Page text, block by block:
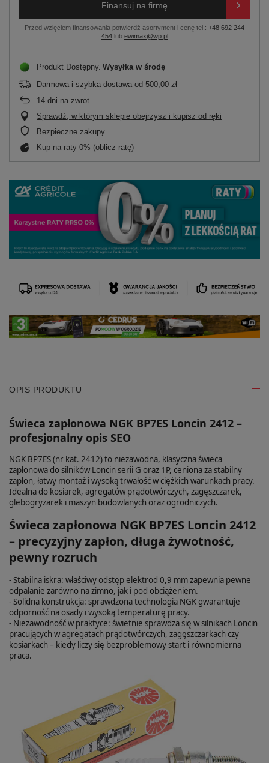
Finansuj na firmę
Przed wzięciem finansowania potwierdź asortyment i cenę tel.: +48 692 244
454lub ewimax@wp.pl
Produkt Dostępny Wysyłka w środę
Darmowa i szybka dostawa od 500,00 zł
14 dni na zwrot
Sprawdź, w którym sklepie obejrzysz i kupisz od ręki
Bezpieczne zakupy
Kup na raty 0% (oblicz ratę)
OPIS PRODUKTU
Świeca zapłonowa NGK BP7ES Loncin 2412 –
profesjonalny opis SEO
NGK BP7ES (nr kat. 2412) to niezawodna, klasyczna świeca
zapłonowa do silników Loncin serii G oraz 1P, ceniona za stabilny
zapłon, łatwy montaż i wysoką trwałość w ciężkich warunkach pracy.
Idealna do kosiarek, agregatów prądotwórczych, zagęszczarek,
glebogryzarek i maszyn budowlanych oraz ogrodniczych.
Świeca zapłonowa NGK BP7ES Loncin 2412
– precyzyjny zapłon, długa żywotność,
pewny rozruch
- Stabilna iskra: właściwy odstęp elektrod 0,9 mm zapewnia pewne
odpalanie zarówno na zimno, jak i pod obciążeniem.
- Solidna konstrukcja: sprawdzona technologia NGK gwarantuje
odporność na osady i wysoką temperaturę pracy.
- Niezawodność w praktyce: świetnie sprawdza się w silnikach Loncin
pracujących w agregatach prądotwórczych, zagęszczarkach czy
kosiarkach – kiedy liczy się bezproblemowy start i równomierna
praca.